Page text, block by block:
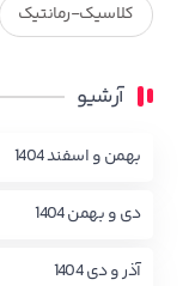
کلاسیک-رمانتیک
آرشیو
بهمن و اسفند 1404
دی و بهمن 1404
آذر و دی 1404